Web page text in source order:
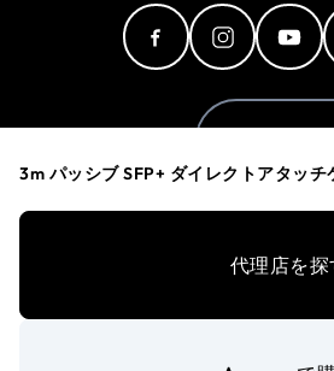
3m パッシブ SFP+ ダイレクトアタッチ
代理店を探
Cookieの設定
サービス利用